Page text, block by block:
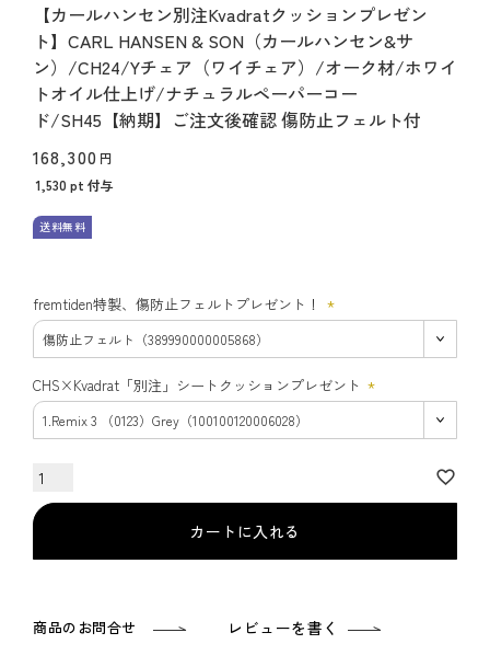
【カールハンセン別注Kvadratクッションプレゼン
ト】CARL HANSEN & SON（カールハンセン&サ
ン）/CH24/Yチェア（ワイチェア）/オーク材/ホワイ
トオイル仕上げ/ナチュラルペーパーコー
ド/SH45【納期】ご注文後確認 傷防止フェルト付
168,300
1,530 pt 付与
送料無料
fremtiden特製、傷防止フェルトプレゼント！
(必
CHS×Kvadrat「別注」シートクッションプレゼント
(必
カートに入れる
商品のお問合せ レビューを書く